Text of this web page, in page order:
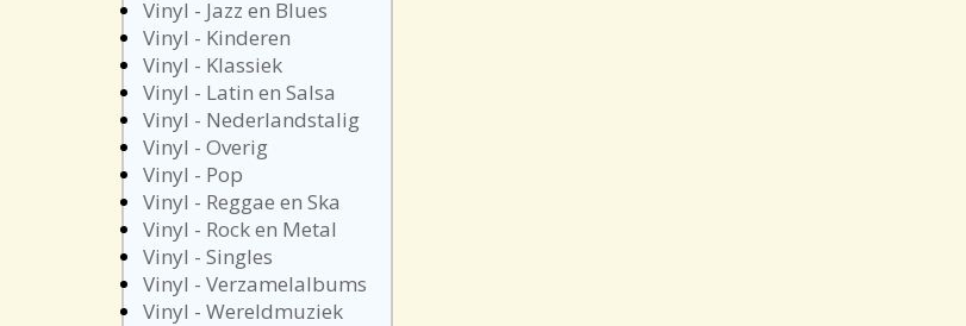
Vinyl - Jazz en Blues
Vinyl - Kinderen
Vinyl - Klassiek
Vinyl - Latin en Salsa
Vinyl - Nederlandstalig
Vinyl - Overig
Vinyl - Pop
Vinyl - Reggae en Ska
Vinyl - Rock en Metal
Vinyl - Singles
Vinyl - Verzamelalbums
Vinyl - Wereldmuziek